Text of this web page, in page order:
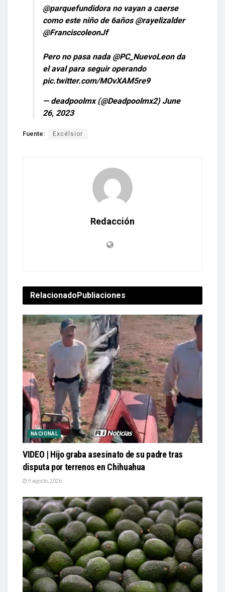
@parquefundidorano vayan a caerse
como este niño de 6años@rayelizalder
@FranciscoleonJf
Pero no pasa nada @PC_NuevoLeonda
el aval para seguir operando
pic.twitter.com/MOvXAM5re9
— deadpoolmx (@Deadpoolmx2) June
26, 2023
Fuente: Excélsior
Redacción
RelacionadoPubliaciones
NACIONAL
VIDEO | Hijo graba asesinato de su padre tras
disputa por terrenos en Chihuahua
9 agosto, 2026